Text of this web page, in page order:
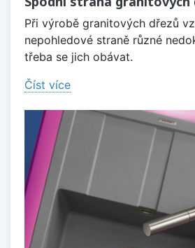
Při výrobě granitových dřezů
nepohledové straně různé
třeba se jich obávat.
Číst více